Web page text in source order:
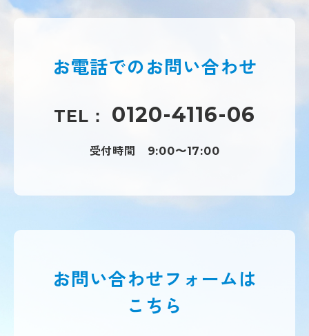
お電話でのお問い合わせ
TEL： 0120-4116-06
受付時間 9:00〜17:00
お問い合わせフォームは
こちら